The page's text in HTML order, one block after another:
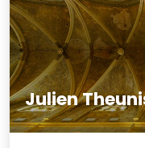
Julien